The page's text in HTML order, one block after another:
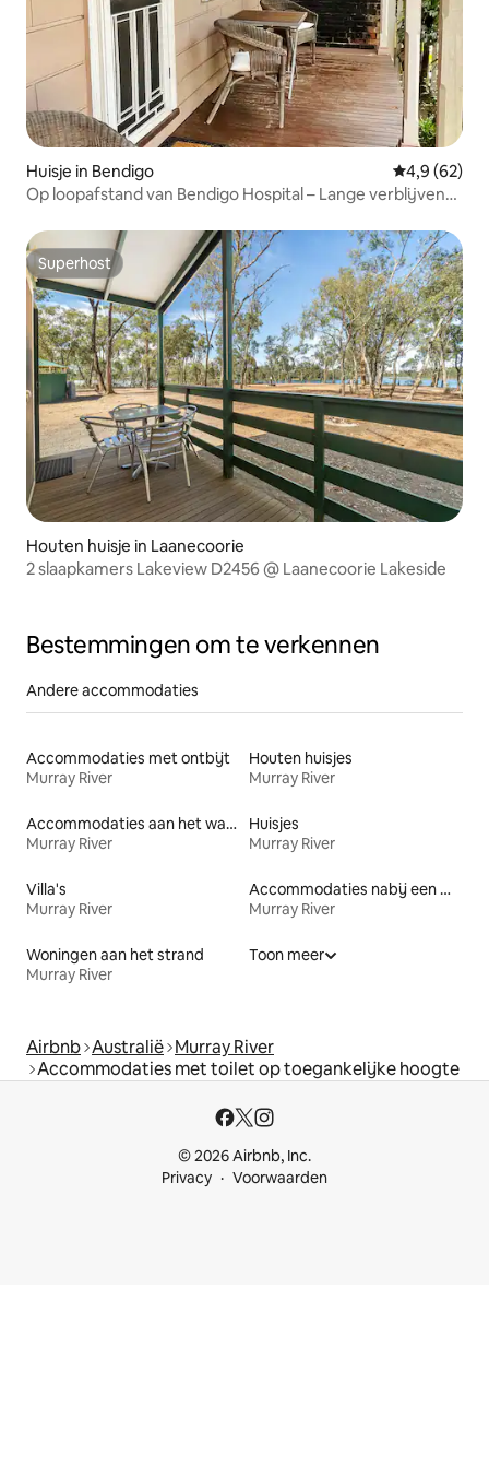
Huisje in Bendigo Gemiddelde
4,9 (62)
Op loopafstand van Bendigo Hospital – Lange verblijven
Superhost
Superhost
Houten huisje in Laanecoorie
2 slaapkamers Lakeview D2456 @ Laanecoorie Lakeside
Bestemmingen om te verkennen
Andere accommodaties
Accommodaties met ontbijt
Murray River
Houten huisjes
Murray River
Accommodaties aan het water
Murray River
Huisjes
Murray River
Villa's
Murray River
Accommodaties nabij een meer
Murray River
Woningen aan het strand
Murray River
Toon meer
Airbnb Australië Murray River
Accommodaties met toilet op toegankelijke hoogte
© 2026 Airbnb, Inc.
Privacy
Voorwaarden